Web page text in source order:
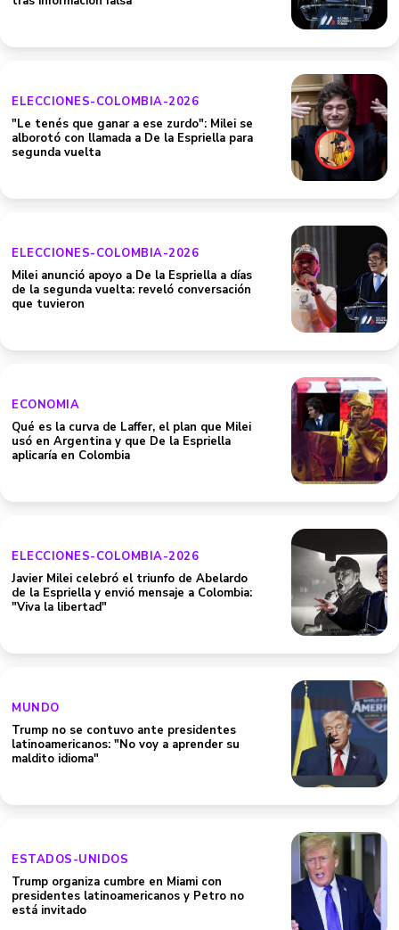
ELECCIONES-COLOMBIA-2026
"Le tenés que ganar a ese zurdo": Milei se
alborotó con llamada a De la Espriella para
segunda vuelta
ELECCIONES-COLOMBIA-2026
Milei anunció apoyo a De la Espriella a días
de la segunda vuelta: reveló conversación
que tuvieron
ECONOMIA
Qué es la curva de Laffer, el plan que Milei
usó en Argentina y que De la Espriella
aplicaría en Colombia
ELECCIONES-COLOMBIA-2026
Javier Milei celebró el triunfo de Abelardo
de la Espriella y envió mensaje a Colombia:
"Viva la libertad"
MUNDO
Trump no se contuvo ante presidentes
latinoamericanos: "No voy a aprender su
maldito idioma"
ESTADOS-UNIDOS
Trump organiza cumbre en Miami con
presidentes latinoamericanos y Petro no
está invitado